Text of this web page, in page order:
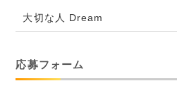
大切な人 Dream
応募フォーム